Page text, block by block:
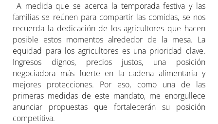
A medida que se acerca la temporada festiva y las
familias se reúnen para compartir las comidas, se nos
recuerda la dedicación de los agricultores que hacen
posible estos momentos alrededor de la mesa. La
equidad para los agricultores es una prioridad clave.
Ingresos dignos, precios justos, una posición
negociadora más fuerte en la cadena alimentaria y
mejores protecciones. Por eso, como una de las
primeras medidas de este mandato, me enorgullece
anunciar propuestas que fortalecerán su posición
competitiva.